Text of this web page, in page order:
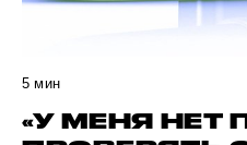
5 мин
«У МЕНЯ НЕТ